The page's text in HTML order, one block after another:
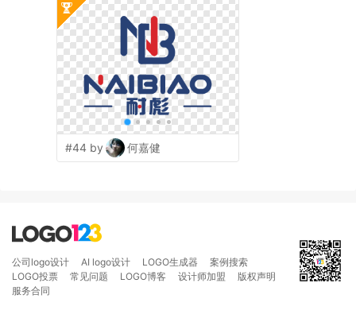
#44 by 何嘉健
公司logo设计 AI logo设计 LOGO生成器
案例搜索
LOGO投票
常见问题 LOGO博客 设计师加盟
版权声明
服务合同